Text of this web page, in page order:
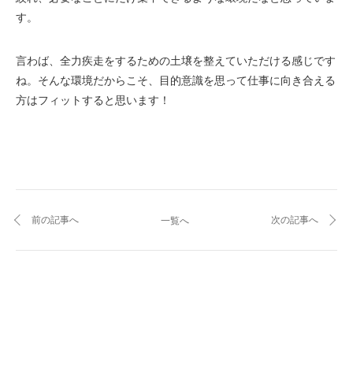
す。
言わば、全力疾走をするための土壌を整えていただける感じです
ね。そんな環境だからこそ、目的意識を思って仕事に向き合える
方はフィットすると思います！
前の記事へ 一覧へ 次の記事へ